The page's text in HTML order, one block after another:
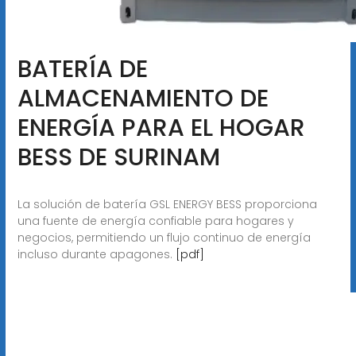
BATERÍA DE
ALMACENAMIENTO DE
ENERGÍA PARA EL HOGAR
BESS DE SURINAM
La solución de batería GSL ENERGY BESS proporciona
una fuente de energía confiable para hogares y
negocios, permitiendo un flujo continuo de energía
incluso durante apagones. [pdf]